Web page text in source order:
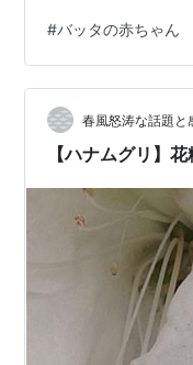
ボのカップル。 お
ません（笑）。 よ
ランキング参加中お
ンキング参加中野生
てなブログ【シニ
#バッタの赤ちゃん
春風怒涛な話題と
【ハナムグリ】